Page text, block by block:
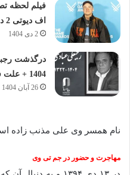
فیلم لحظه
اف دیوتی 2 دی 1404 + بیوگرافی
2 دی 1404
1404 + علت فوت
26 آبان 1404
نام همسر وی علی مذنب زاده‌
مهاجرت و حضور در جم تی‌ وی